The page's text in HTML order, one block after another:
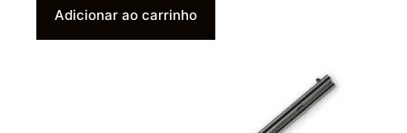
Adicionar ao carrinho